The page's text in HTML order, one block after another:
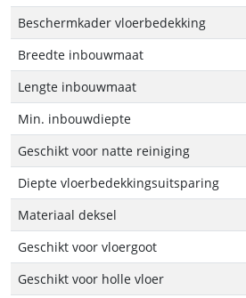
Beschermkader vloerbedekking
Breedte inbouwmaat
Lengte inbouwmaat
Min. inbouwdiepte
Geschikt voor natte reiniging
Diepte vloerbedekkingsuitsparing
Materiaal deksel
Geschikt voor vloergoot
Geschikt voor holle vloer